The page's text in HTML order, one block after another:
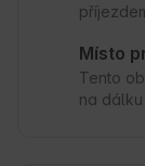
Místo
Tento
na dálku